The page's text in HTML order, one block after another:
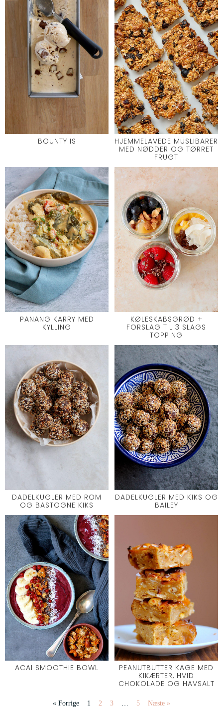
BOUNTY IS
HJEMMELAVEDE MÜSLIBARER
MED NØDDER OG TØRRET
FRUGT
PANANG KARRY MED
KYLLING
KØLESKABSGRØD +
FORSLAG TIL 3 SLAGS
TOPPING
DADELKUGLER MED ROM
OG BASTOGNE KIKS
DADELKUGLER MED KIKS OG
BAILEY
ACAI SMOOTHIE BOWL
PEANUTBUTTER KAGE MED
KIKÆRTER, HVID
CHOKOLADE OG HAVSALT
« Forrige 1 2 3 5 Næste »